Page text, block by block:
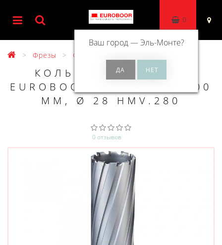
Ваш город —Эль-Монте?
0
Фрезы Фрезы ТСТ 200 мм
КОЛЬЦЕВОЕ СВЕРЛО
EUROBOOR TCT ДЛИНА 200
ММ, Ø 28 HMV.280
0 отзывов